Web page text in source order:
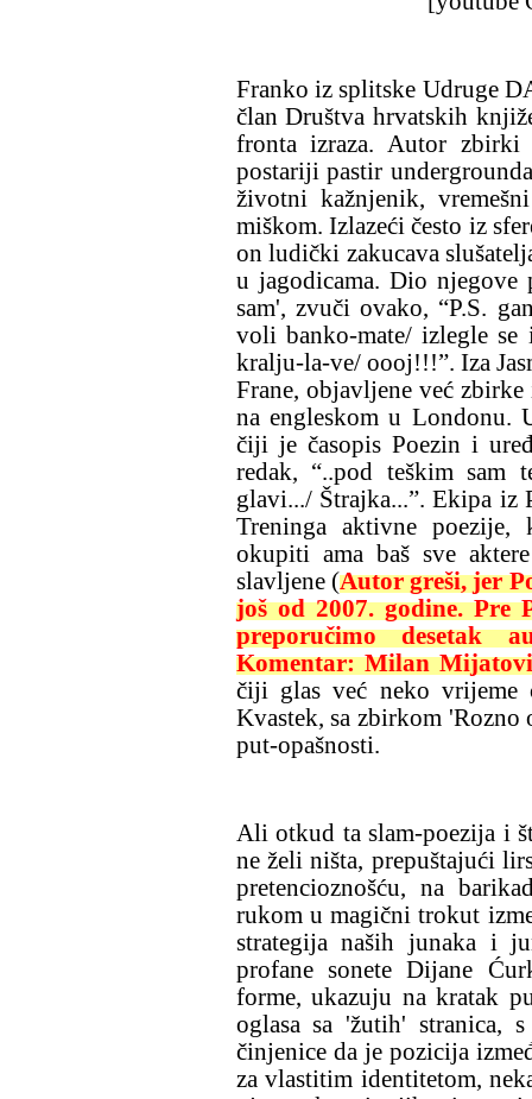
Franko iz splitske Udruge
član Društva hrvatskih
fronta izraza. Autor
postariji pastir
životni kažnjenik,
miškom. Izlazeći često iz
on ludički zakucava
u jagodicama. Dio njegove
sam', zvuči ovako, “P.S.
voli banko-mate/ izlegle
kralju-la-ve/ oooj!!!”. Iza
Frane, objavljene već
na engleskom u Londonu.
čiji je časopis Poezin i
redak, “..pod teškim sam
glavi.../ Štrajka...”. Ekipa iz
Treninga aktivne
okupiti ama baš sve
slavljene (Autor greši, jer
još od 2007. godine. Pre
preporučimo desetak
Komentar: Milan
čiji glas već neko vrijeme
Kvastek, sa zbirkom
put-opašnosti.
Ali otkud ta slam-poezija i
ne želi ništa, prepuštajući
pretencioznošću, na
rukom u magični trokut
strategija naših junaka i
profane sonete Dijane
forme, ukazuju na kratak
oglasa sa 'žutih' stranica,
činjenice da je pozicija
za vlastitim identitetom,